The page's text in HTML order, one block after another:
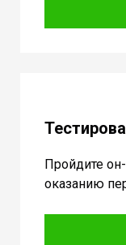
Пройдите
оказанию